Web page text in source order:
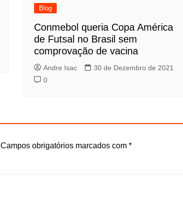
Blog
Conmebol queria Copa América
de Futsal no Brasil sem
comprovação de vacina
Andre Isac
30 de Dezembro de 2021
0
Campos obrigatórios marcados com *